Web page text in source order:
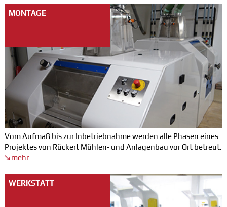
Vom Aufmaß bis zur Inbetriebnahme werden alle Phasen eines
Projektes von Rückert Mühlen- und Anlagenbau vor Ort betreut.
mehr
MONTAGE
WERKSTATT